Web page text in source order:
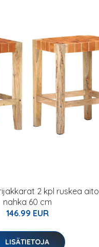
2 kpl ruskea aito
nahka 60 cm
146.99 EUR
LISÄTIETOJA